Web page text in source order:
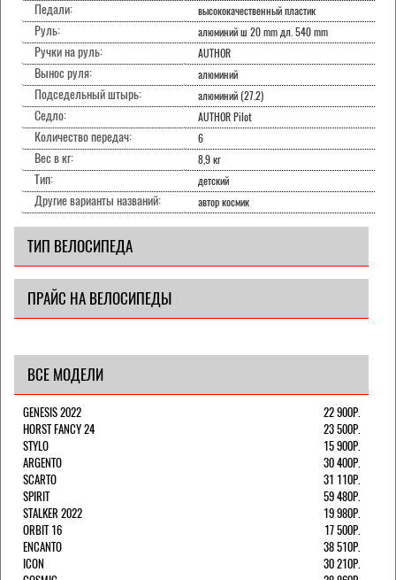
Педали: высококачественный пластик
Руль: алюминий ш 20 mm дл. 540 mm
Ручки на руль: AUTHOR
Вынос руля: алюминий
Подседельный штырь: алюминий (27.2)
Седло: AUTHOR Pilot
Количество передач: 6
Вес в кг: 8,9 кг
Тип: детский
Другие варианты названий: автор космик
ТИП ВЕЛОСИПЕДА
ПРАЙС НА ВЕЛОСИПЕДЫ
ВСЕ МОДЕЛИ
GENESIS 2022
22 900Р.
HORST FANCY 24
23 500Р.
STYLO
15 900Р.
ARGENTO
30 400Р.
SCARTO
31 110Р.
SPIRIT
59 480Р.
STALKER 2022
19 980Р.
ORBIT 16
17 500Р.
ENCANTO
38 510Р.
ICON
30 210Р.